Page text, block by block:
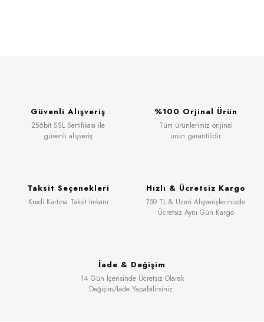
Güvenli Alışveriş
256bit SSL Sertifikası ile
güvenli alışveriş
%100 Orjinal Ürün
Tüm ürünlerimiz orijinal
ürün garantilidir
Taksit Seçenekleri
Kredi Kartına Taksit İmkanı
Hızlı & Ücretsiz Kargo
750 TL & Üzeri Alışverişlerinizde
Ücretsiz Aynı Gün Kargo
İade & Değişim
14 Gün İçerisinde Ücretsiz Olarak
Değişim/İade Yapabilirsiniz.